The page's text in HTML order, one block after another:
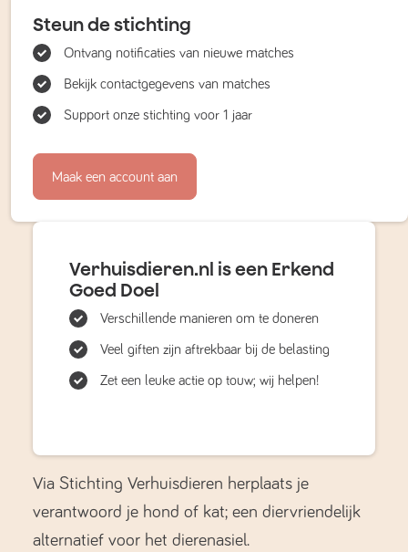
Steun de stichting
Ontvang notificaties van nieuwe matches
Bekijk contactgegevens van matches
Support onze stichting voor 1 jaar
Maak een account aan
Verhuisdieren.nl is een Erkend
Goed Doel
Verschillende manieren om te doneren
Veel giften zijn aftrekbaar bij de belasting
Zet een leuke actie op touw; wij helpen!
Via Stichting Verhuisdieren herplaats je
verantwoord je hond of kat; een diervriendelijk
alternatief voor het dierenasiel.